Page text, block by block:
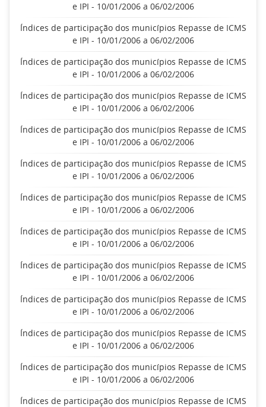
e IPI - 10/01/2006 a 06/02/2006
Índices de participação dos municípios Repasse de ICMS
e IPI - 10/01/2006 a 06/02/2006
Índices de participação dos municípios Repasse de ICMS
e IPI - 10/01/2006 a 06/02/2006
Índices de participação dos municípios Repasse de ICMS
e IPI - 10/01/2006 a 06/02/2006
Índices de participação dos municípios Repasse de ICMS
e IPI - 10/01/2006 a 06/02/2006
Índices de participação dos municípios Repasse de ICMS
e IPI - 10/01/2006 a 06/02/2006
Índices de participação dos municípios Repasse de ICMS
e IPI - 10/01/2006 a 06/02/2006
Índices de participação dos municípios Repasse de ICMS
e IPI - 10/01/2006 a 06/02/2006
Índices de participação dos municípios Repasse de ICMS
e IPI - 10/01/2006 a 06/02/2006
Índices de participação dos municípios Repasse de ICMS
e IPI - 10/01/2006 a 06/02/2006
Índices de participação dos municípios Repasse de ICMS
e IPI - 10/01/2006 a 06/02/2006
Índices de participação dos municípios Repasse de ICMS
e IPI - 10/01/2006 a 06/02/2006
Índices de participação dos municípios Repasse de ICMS